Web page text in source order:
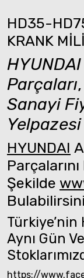
HD35-
KRANK
Parçaları,
Sanayi
HYUNDAI
Parçalarını
Şekilde
Aynı Gün
https://